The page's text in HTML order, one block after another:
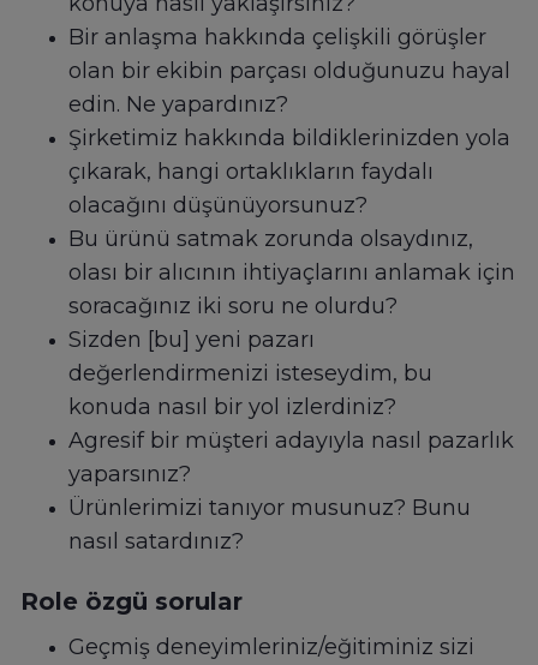
Bir anlaşma hakkında çelişkili görüşler
olan bir ekibin parçası olduğunuzu hayal
edin. Ne yapardınız?
Şirketimiz hakkında bildiklerinizden yola
çıkarak, hangi ortaklıkların faydalı
olacağını düşünüyorsunuz?
Bu ürünü satmak zorunda olsaydınız,
olası bir alıcının ihtiyaçlarını anlamak için
soracağınız iki soru ne olurdu?
Sizden [bu] yeni pazarı
değerlendirmenizi isteseydim, bu
konuda nasıl bir yol izlerdiniz?
Agresif bir müşteri adayıyla nasıl pazarlık
yaparsınız?
Ürünlerimizi tanıyor musunuz? Bunu
nasıl satardınız?
Role özgü sorular
Geçmiş deneyimleriniz/eğitiminiz sizi